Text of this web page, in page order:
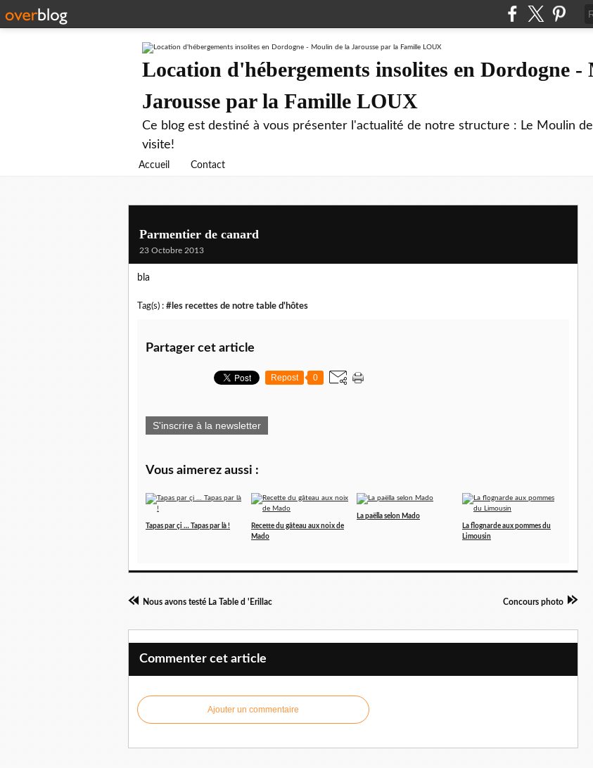
Location d'hébergements insolites en Dordogne -
Jarousse par la Famille LOUX
Ce blog est destiné à vous présenter l'actualité de notre structure : Le Moulin de
visite!
Accueil Contact
Parmentier de canard
23 Octobre 2013
bla
Tag(s) : #les recettes de notre table d'hôtes
Partager cet article
Repost 0
S'inscrire à la newsletter
Vous aimerez aussi :
Tapas par çi … Tapas par là !
Recette du gâteau aux noix de
Mado
La paëlla selon Mado
La flognarde aux pommes du
Limousin
Nous avons testé La Table d 'Erillac Concours photo
Commenter cet article
Ajouter un commentaire